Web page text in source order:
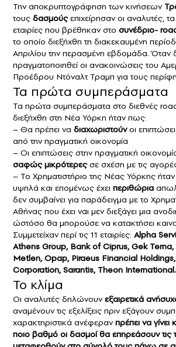
Την αποκρυπτογράφηση των κινήσεων
τους δασμούςεπιχείρησαν οι αναλυτές,
εταιρίες που βρέθηκαν στο συνέδριο-
το οποίο διεξήχθη τη διακεκαυμένη
Απριλίου την περασμένη εβδομάδα. Όταν
πραγματοποιηθεί οι ανακοινώσεις του
Προέδρου Ντόναλτ Τραμπ για τους
Τα πρώτα συμπεράσματα
Τα πρώτα συμπεράσματα στο διεθνές
διεξήχθη στη Νέα Υόρκη ήταν πως:
– Θα πρέπει να διαχωριστούνοι
από την πραγματική οικονομία
– Οι επιπτώσεις στην πραγματική
σαφώς μικρότερεςσε σχέση με τις
– Το Χρηματιστήριο της Νέας Υόρκης ήταν
υψηλά και επομένως έχει περιθώρια
δεν συμβαίνει για παράδειγμα με το
Αθήνας που έχει ναι μεν διεξάγει μια
ώστόσο θα μπορούσε να κατακτήσει
Συμμετείχαν περί τις 11 εταιρίες: Alpha
Athens Group, Bank of Ciprus, Gek
Metlen, Opap, Piraeus Financial
Corporation, Sarantis, Theon International.
Το κλίμα
Οι αναλυτές δηλώνουνεξαιρετικά
αναμένουν τις εξελίξεις πριν εξάγουν
χαρακτηριστικά ανέφερανπρέπει να
ποιο βαθμό οι δασμοί θα επηρεάσουν τις